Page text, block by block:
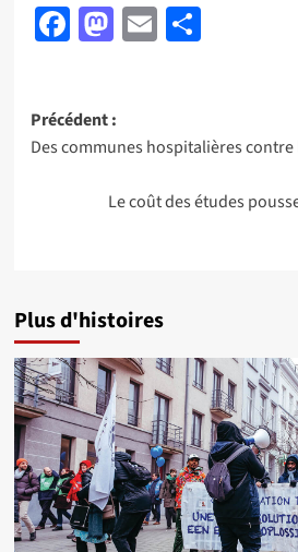
Facebook
Mastodon
Email
Navigation
d’article
Précédent :
Des communes hospitalières contre
Le coût des études
Plus d'histoires